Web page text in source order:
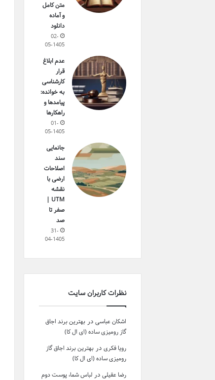
متن کامل
و آماده
دانلود
02-
05-1405
عدم ابلاغ
قرار
کارشناسی
به خوانده:
پیامدها و
راهکارها
01-
05-1405
جانمایی
سند
اصلاحات
ارضی با
نقشه
UTM |
صفر تا
صد
31-
04-1405
نظرات کاربران سایت
اشکان عباسی دربهترین برند اجاق
گاز رومیزی ساده (ای ال کا)
رویا فکری دربهترین برند اجاق گاز
رومیزی ساده (ای ال کا)
رضا عقیلی درلباس شما، پوست دوم